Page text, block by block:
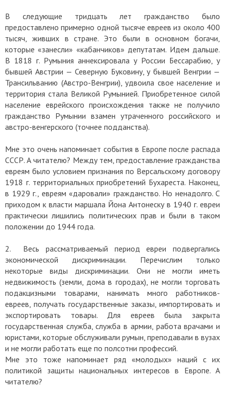
В следующие тридцать лет гражданство было
предоставлено примерно одной тысяче евреев из около 400
тысяч, живших в стране. Это были в основном богачи,
которые «занесли» «кабанчиков» депутатам. Идем дальше.
В 1818 г. Румыния аннексировала у России Бессарабию, у
бывшей Австрии — Северную Буковину, у бывшей Венгрии —
Трансильванию (Австро-Венгрии), удвоила свое население и
территория стала Великой Румынией. Приобретенное силой
население еврейского происхождения также не получило
гражданство Румынии взамен утраченного российского и
австро-венгерского (точнее подданства).
Мне это очень напоминает события в Европе после распада
СССР. А читателю? Между тем, предоставление гражданства
евреям было условием признания по Версальскому договору
1918 г. территориальных приобретений Бухареста. Наконец,
в 1929 г., евреям «даровали» гражданство. Но ненадолго. С
приходом к власти маршала Йона Антонеску в 1940 г. евреи
практически лишились политических прав и были в таком
положении до 1944 года.
2. Весь рассматриваемый период евреи подвергались
экономической дискриминации. Перечислим только
некоторые виды дискриминации. Они не могли иметь
недвижимость (земли, дома в городах), не могли торговать
подакцизными товарами, нанимать много работников-
евреев, получать государственные заказы, импортировать и
экспортировать товары. Для евреев была закрыта
государственная служба, служба в армии, работа врачами и
юристами, которые обслуживали румын, преподавали в вузах
и не могли работать еще по полсотни профессий.
Мне это тоже напоминает ряд «молодых» наций с их
политикой защиты национальных интересов в Европе. А
читателю?